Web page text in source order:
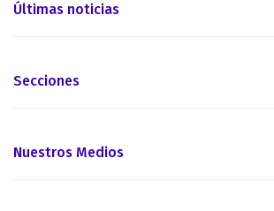
Últimas noticias
Secciones
Nuestros Medios